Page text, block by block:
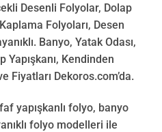
Desenli Folyolar, Dolap
Folyoları, Desen
Banyo, Yatak Odası,
Yapışkanı, Kendinden
Fiyatları Dekoros.com’da.
yapışkanlı folyo, banyo
folyo modelleri ile